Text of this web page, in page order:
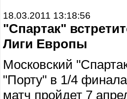
18.03.2011 13:18:56
"Спартак"
Лиги Европы
Московский
"Порту" в 1/4
матч пройдет 7